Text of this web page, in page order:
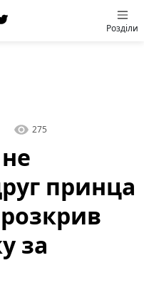
Розділи
275
принца
за